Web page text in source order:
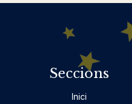
Seccions
Inici